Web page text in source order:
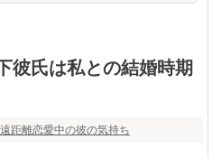
彼氏は私との結婚時期
遠距離恋愛中の彼の気持ち